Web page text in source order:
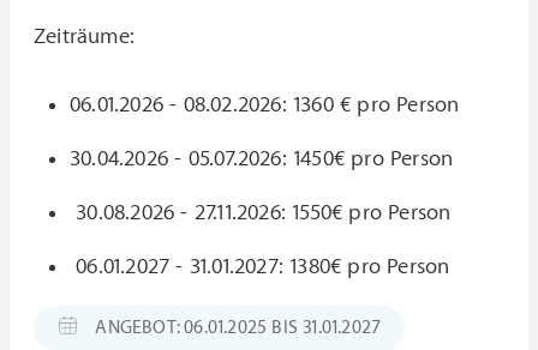
Zeiträume:
06.01.2026 - 08.02.2026: 1360 € pro Person
30.04.2026 - 05.07.2026: 1450€ pro Person
30.08.2026 - 27.11.2026: 1550€ pro Person
06.01.2027 - 31.01.2027: 1380€ pro Person
ANGEBOT: 06.01.2025 BIS 31.01.2027